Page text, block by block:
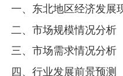
一、东北地区经济发展
二、市场规模情况分析
三、市场需求情况分析
四、行业发展前景预测